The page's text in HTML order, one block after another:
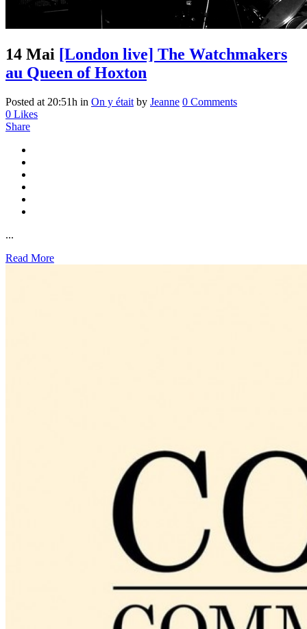
14 Mai [London live] The Watchmakers
au Queen of Hoxton
Posted at 20:51h in On y était by Jeanne 0 Comments
0 Likes
Share
...
Read More